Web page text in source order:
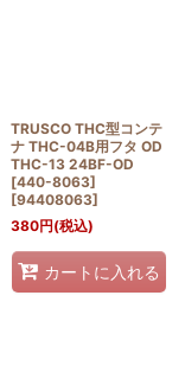
TRUSCO THC型コンテ
ナ THC-04B用フタ OD
THC-13 24BF-OD
[440-8063]
[94408063]
380円(税込)
カートに入れる